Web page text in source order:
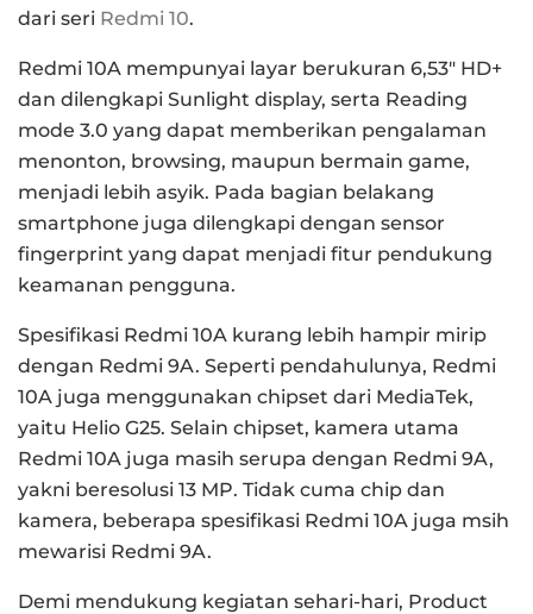
dari seri Redmi 10.
Redmi 10A mempunyai layar berukuran 6,53″ HD+
dan dilengkapi Sunlight display, serta Reading
mode 3.0 yang dapat memberikan pengalaman
menonton, browsing, maupun bermain game,
menjadi lebih asyik. Pada bagian belakang
smartphone juga dilengkapi dengan sensor
fingerprint yang dapat menjadi fitur pendukung
keamanan pengguna.
Spesifikasi Redmi 10A kurang lebih hampir mirip
dengan Redmi 9A. Seperti pendahulunya, Redmi
10A juga menggunakan chipset dari MediaTek,
yaitu Helio G25. Selain chipset, kamera utama
Redmi 10A juga masih serupa dengan Redmi 9A,
yakni beresolusi 13 MP. Tidak cuma chip dan
kamera, beberapa spesifikasi Redmi 10A juga msih
mewarisi Redmi 9A.
Demi mendukung kegiatan sehari-hari, Product